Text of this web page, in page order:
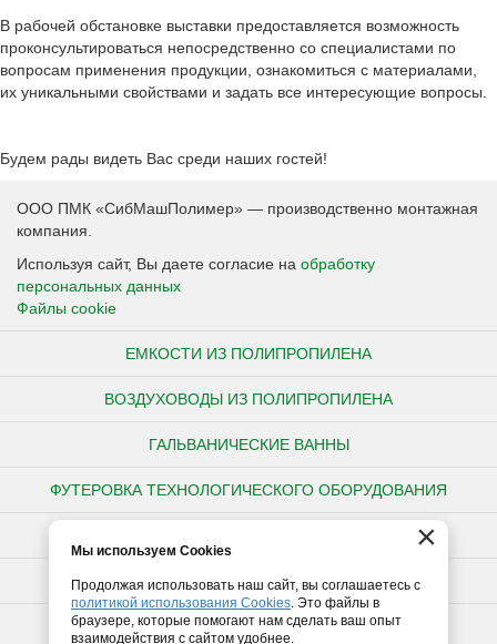
В рабочей обстановке выставки предоставляется возможность
проконсультироваться непосредственно со специалистами по
вопросам применения продукции, ознакомиться с материалами,
их уникальными свойствами и задать все интересующие вопросы.
Будем рады видеть Вас среди наших гостей!
ООО ПМК «СибМашПолимер» — производственно монтажная
компания.
Используя сайт, Вы даете согласие на обработку
персональных данных
Файлы cookie
ЕМКОСТИ ИЗ ПОЛИПРОПИЛЕНА
ВОЗДУХОВОДЫ ИЗ ПОЛИПРОПИЛЕНА
ГАЛЬВАНИЧЕСКИЕ ВАННЫ
ФУТЕРОВКА ТЕХНОЛОГИЧЕСКОГО ОБОРУДОВАНИЯ
НЕСТАНДАРТНЫЕ ИЗДЕЛИЯ ИЗ ПОЛИПРОПИЛЕНА
ПОЛИПРОПИЛЕНОВЫЕ ТРУБЫ
ПОЛИЭТИЛЕНОВЫЕ ТРУБЫ
×
Мы используем Cookies
Продолжая использовать наш сайт, вы соглашаетесь с
политикой использования Cookies. Это файлы в
браузере, которые помогают нам сделать ваш опыт
взаимодействия с сайтом удобнее.